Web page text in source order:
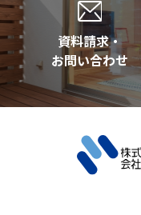
資料請求・
お問い合わせ